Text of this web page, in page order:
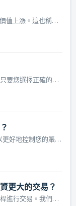
“做多”是指交易者購買資產並期望其價值上漲。這也稱為開立多頭頭寸。 “做空”或開立空頭頭寸是指交易者出售資產，預計其價格會下跌，以便將來以較低的價格回購。
外匯和差價合約交易的一大優勢是，只要您選擇正確的方向，您就可以從任何價格變化中受益。如果您認為該工具的價值會上漲，請立即開立“買入”頭寸，稍後在平倉時以更高的價格“賣出”（這稱為“多頭”頭寸）。如果您認為該工具的價值會下跌，請立即開立“賣出”頭寸，稍後在平倉時以較低價格“買入”（這稱為“空頭”頭寸）。此外，您還...
通過設置止損和/或止盈訂單，您可以更好地控制您的賬戶。它使您不必不斷監控您的未平倉交易，並使您能夠提前決定在什麼時候結束交易，同時收取利潤或減少損失。注意：設置止損和止盈可能是一項棘手的任務，有時在交易開始後就需要對其進行調整。將它們設置得太接近進入率可能會導致交易過早完成，而將它們設置得離進入率太遠可能會無效...
更大的交易？
當您交易差價合約時，您可以使用槓桿進行交易。我們提供高達 400:1 的槓桿，具體取決於工具以及當地法規的授權。這意味著，您每存入 1 美元，即可進行高達 400 美元的交易。如果您存入 500 美元，則最多可以開立 200000 美元的交易。槓桿允許您以相對較小的投資進行較大的交易。